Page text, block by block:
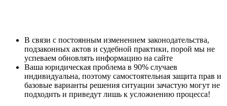
В связи с постоянным изменением законодательства,
подзаконных актов и судебной практики, порой мы не
успеваем обновлять информацию на сайте
Ваша юридическая проблема в 90% случаев
индивидуальна, поэтому самостоятельная защита прав и
базовые варианты решения ситуации зачастую могут не
подходить и приведут лишь к усложнению процесса!